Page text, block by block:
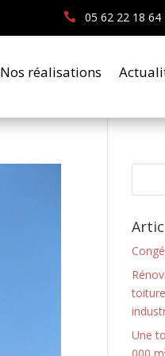
05 62 22 18 64
Nos réalisations
Une